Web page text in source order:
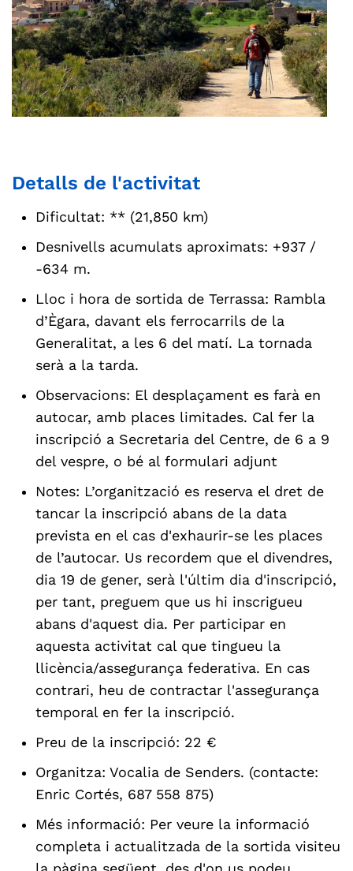
Detalls de l'activitat
Dificultat: ** (21,850 km)
Desnivells acumulats aproximats: +937 /
-634 m.
Lloc i hora de sortida de Terrassa: Rambla
d’Ègara, davant els ferrocarrils de la
Generalitat, a les 6 del matí. La tornada
serà a la tarda.
Observacions: El desplaçament es farà en
autocar, amb places limitades. Cal fer la
inscripció a Secretaria del Centre, de 6 a 9
del vespre, o bé al formulari adjunt
Notes: L’organització es reserva el dret de
tancar la inscripció abans de la data
prevista en el cas d'exhaurir-se les places
de l’autocar. Us recordem que el divendres,
dia 19 de gener, serà l'últim dia d'inscripció,
per tant, preguem que us hi inscrigueu
abans d'aquest dia. Per participar en
aquesta activitat cal que tingueu la
llicència/assegurança federativa. En cas
contrari, heu de contractar l'assegurança
temporal en fer la inscripció.
Preu de la inscripció: 22 €
Organitza: Vocalia de Senders. (contacte:
Enric Cortés, 687 558 875)
Més informació: Per veure la informació
completa i actualitzada de la sortida visiteu